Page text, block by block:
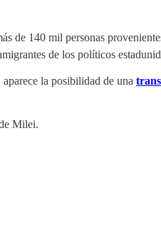
de 140 mil personas
de los políticos
la posibilidad de una
Milei.